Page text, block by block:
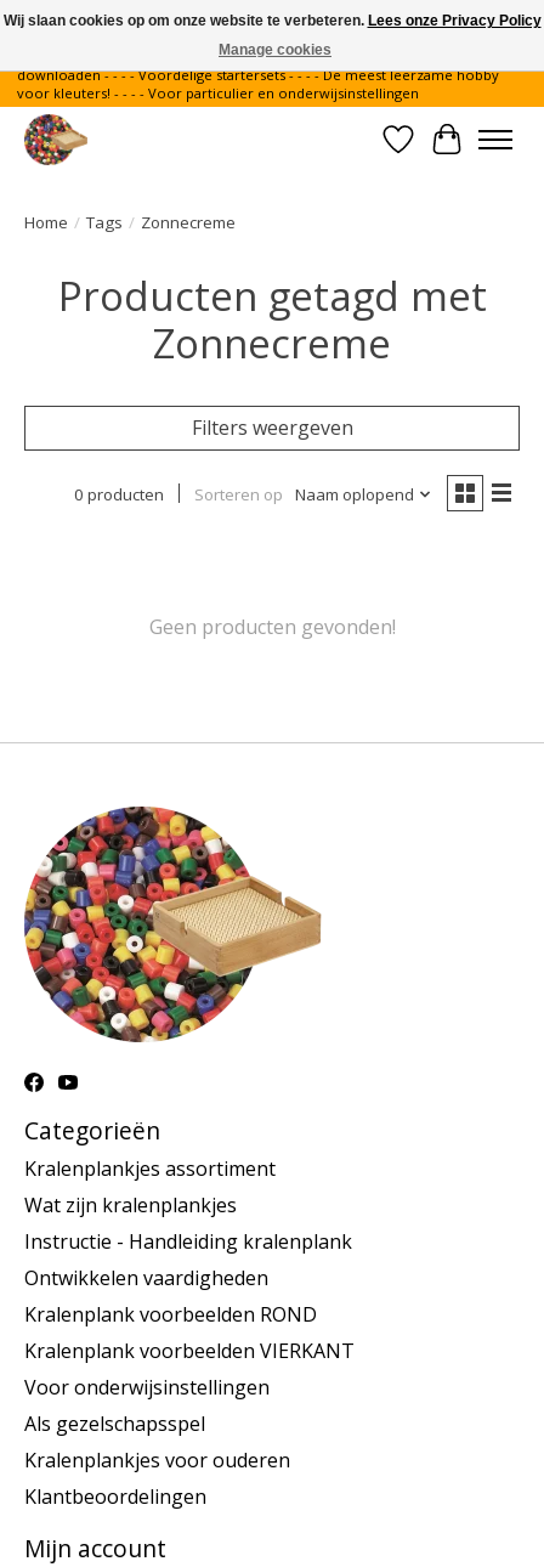
Gratis verzending binnen Nederland - - - - Legvoorbeelden gratis te
downloaden - - - - Voordelige startersets - - - - De meest leerzame hobby
voor kleuters! - - - - Voor particulier en onderwijsinstellingen
Verlanglijst
Home / Tags / Zonnecreme
Producten getagd met
Zonnecreme
Filters weergeven
0 producten Sorteren op Naam oplopend
Geen producten gevonden!
Categorieën
Kralenplankjes assortiment
Wat zijn kralenplankjes
Instructie - Handleiding kralenplank
Ontwikkelen vaardigheden
Kralenplank voorbeelden ROND
Kralenplank voorbeelden VIERKANT
Voor onderwijsinstellingen
Als gezelschapsspel
Kralenplankjes voor ouderen
Klantbeoordelingen
Mijn account
Wij slaan cookies op om onze website te verbeteren. Lees onze Privacy Policy
Manage cookies